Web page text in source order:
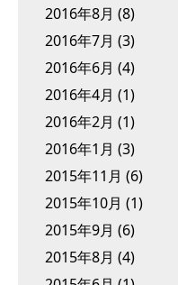
2016年8月 (8)
2016年7月 (3)
2016年6月 (4)
2016年4月 (1)
2016年2月 (1)
2016年1月 (3)
2015年11月 (6)
2015年10月 (1)
2015年9月 (6)
2015年8月 (4)